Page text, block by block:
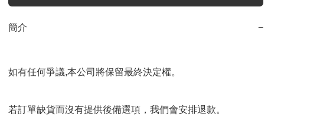
簡介 −
如有任何爭議,本公司將保留最終決定權。
若訂單缺貨而沒有提供後備選項，我們會安排退款。